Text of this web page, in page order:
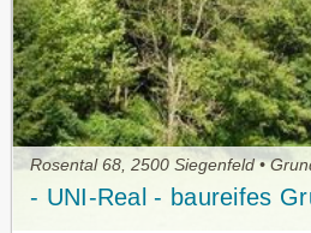
Rosental 68, 2500 Siegenfeld •
- UNI-Real - baureifes